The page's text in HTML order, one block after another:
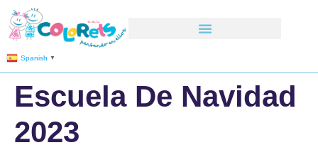
Spanish ▼
Escuela De Navidad
2023